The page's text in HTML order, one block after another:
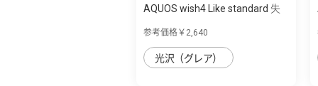
AQUOS wish4 Like standard 失
参考価格￥2,640
光沢（グレア）